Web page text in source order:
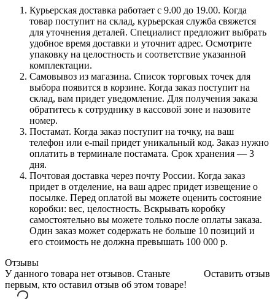
Курьерская доставка работает с 9.00 до 19.00. Когда
товар поступит на склад, курьерская служба свяжется
для уточнения деталей. Специалист предложит выбрать
удобное время доставки и уточнит адрес. Осмотрите
упаковку на целостность и соответствие указанной
комплектации.
Самовывоз из магазина. Список торговых точек для
выбора появится в корзине. Когда заказ поступит на
склад, вам придет уведомление. Для получения заказа
обратитесь к сотруднику в кассовой зоне и назовите
номер.
Постамат. Когда заказ поступит на точку, на ваш
телефон или e-mail придет уникальный код. Заказ нужно
оплатить в терминале постамата. Срок хранения — 3
дня.
Почтовая доставка через почту России. Когда заказ
придет в отделение, на ваш адрес придет извещение о
посылке. Перед оплатой вы можете оценить состояние
коробки: вес, целостность. Вскрывать коробку
самостоятельно вы можете только после оплаты заказа.
Один заказ может содержать не больше 10 позиций и
его стоимость не должна превышать 100 000 р.
Отзывы
Оставить отзыв
У данного товара нет отзывов. Станьте
первым, кто оставил отзыв об этом товаре!